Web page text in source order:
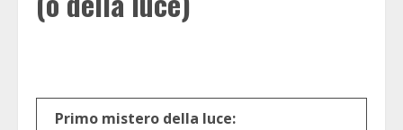
Primo mistero della luce: